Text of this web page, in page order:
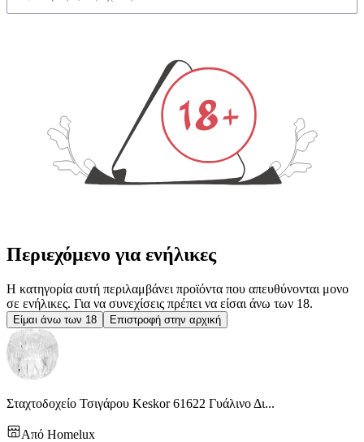
Περιεχόμενο για ενήλικες
Η κατηγορία αυτή περιλαμβάνει προϊόντα που απευθύνονται μονο
σε ενήλικες. Για να συνεχίσεις πρέπει να είσαι άνω των 18.
Είμαι άνω των 18 Επιστροφή στην αρχική
Σταχτοδοχείο Τσιγάρου Keskor 61622 Γυάλινο Δι...
Από Homelux